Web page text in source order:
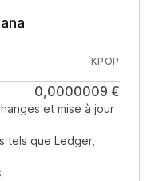
KPOP
0,0000009 €
et mise à jour
tels que Ledger,